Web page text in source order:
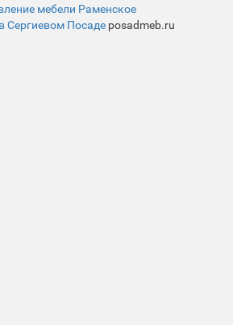
мебели Раменское
Сергиевом Посаде posadmeb.ru